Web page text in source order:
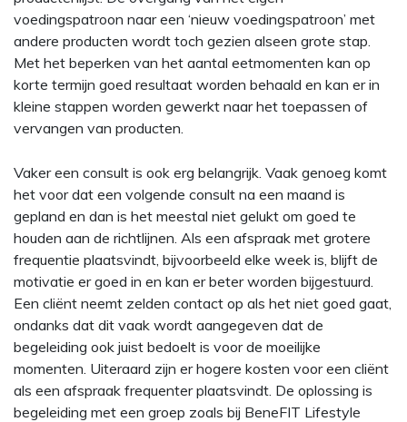
voedingspatroon naar een ‘nieuw voedingspatroon’ met
andere producten wordt toch gezien alseen grote stap.
Met het beperken van het aantal eetmomenten kan op
korte termijn goed resultaat worden behaald en kan er in
kleine stappen worden gewerkt naar het toepassen of
vervangen van producten.
Vaker een consult is ook erg belangrijk. Vaak genoeg komt
het voor dat een volgende consult na een maand is
gepland en dan is het meestal niet gelukt om goed te
houden aan de richtlijnen. Als een afspraak met grotere
frequentie plaatsvindt, bijvoorbeeld elke week is, blijft de
motivatie er goed in en kan er beter worden bijgestuurd.
Een cliënt neemt zelden contact op als het niet goed gaat,
ondanks dat dit vaak wordt aangegeven dat de
begeleiding ook juist bedoelt is voor de moeilijke
momenten. Uiteraard zijn er hogere kosten voor een cliënt
als een afspraak frequenter plaatsvindt. De oplossing is
begeleiding met een groep zoals bij BeneFIT Lifestyle